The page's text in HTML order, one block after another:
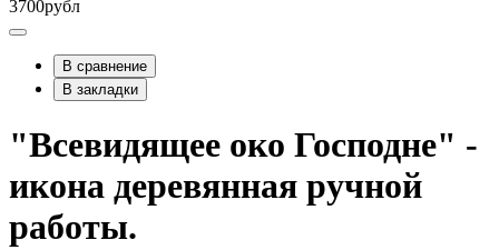
3700рубл
В сравнение
В закладки
"Всевидящее око Господне" -
икона деревянная ручной
работы.